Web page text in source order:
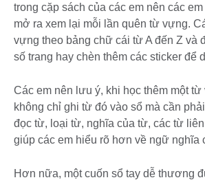
trong cặp sách của các em nên các
mở ra xem lại mỗi lần quên từ vựng.
vựng theo bảng chữ cái từ A đến Z và
số trang hay chèn thêm các sticker để
Các em nên lưu ý, khi học thêm một
không chỉ ghi từ đó vào sổ mà cần
đọc từ, loại từ, nghĩa của từ, các từ
giúp các em hiểu rõ hơn về ngữ nghĩa
Hơn nữa, một cuốn sổ tay dễ thương